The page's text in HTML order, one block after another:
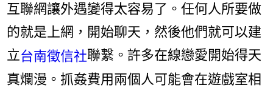
互聯網讓外遇變得太容易了。任何人所要做
的就是上網，開始聊天，然後他們就可以建
立台南徵信社聯繫。許多在線戀愛開始得天
真爛漫。抓姦費用兩個人可能會在遊戲室相